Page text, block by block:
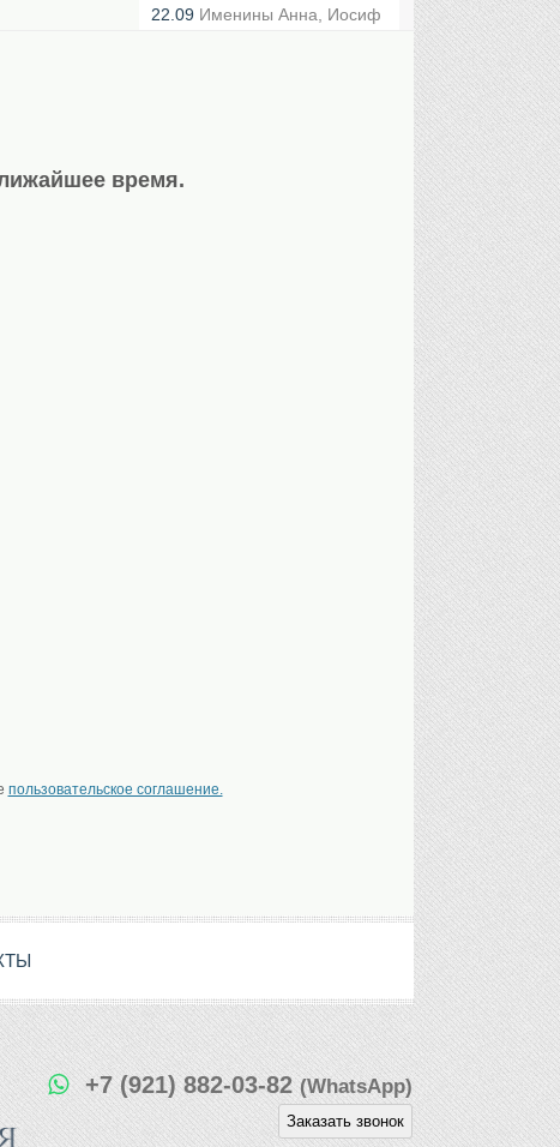
22.09 Именины Анна, Иосиф
время.
пользовательское соглашение.
+7 (921) 882-03-82(WhatsApp)
Заказать звонок